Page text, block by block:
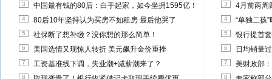
3 中国最有钱的80后：白手起家，如今坐拥1595亿！
4 80后10年坚持认为买房不如租房 最后他哭了
5 社保断了想补缴？没你想的那么简单！
6 美国选情又现惊人转折 美元飙升金价重挫
7 工资基准线下调，失业潮+减薪潮来了？
8
3 4月前两周
4 “单独二孩
5 银行提首
6 日均销量
7 美财政部
8